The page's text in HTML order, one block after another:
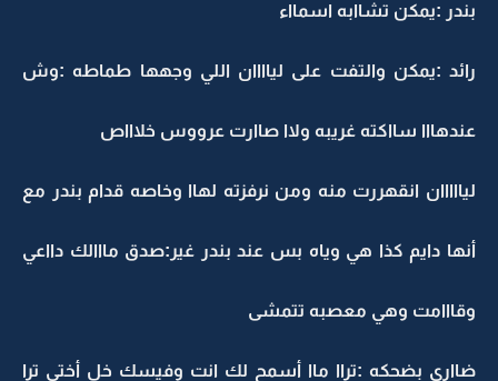
بندر :يمكن تشاابه اسمااء
رائد :يمكن والتفت على لياااان اللي وجهها طماطه :وش
عندهااا سااكته غريبه ولاا صاارت عرووس خلاااص
ليااااان انقهررت منه ومن نرفزته لهاا وخاصه قدام بندر مع
أنها دايم كذا هي وياه بس عند بندر غير:صدق مااالك دااعي
وقااامت وهي معصبه تتمشى
ضااري بضحكه :تراا ماا أسمح لك انت وفيسك خل أختي ترا